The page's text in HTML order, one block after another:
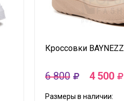
Кроссовки BAYNEZZ
6 800 4 500
Размеры в наличии: